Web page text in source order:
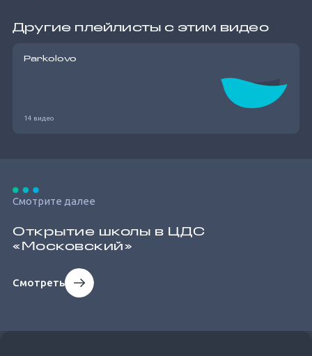
Другие плейлисты с этим видео
Parkolovo
14 видео
Смотрите далее
Открытие школы в ЦДС
«Московский»
Смотреть